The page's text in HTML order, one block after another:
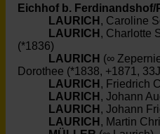
Eichhof b. Ferdinandshof/
LAURICH , Caroline
LAURICH , Charlotte
(*1836)
LAURICH (∞
Dorothee (*1838, +1871,
LAURICH , Friedrich
LAURICH , Johann
LAURICH , Johann
LAURICH , Martin